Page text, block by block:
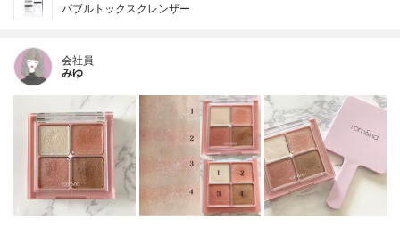
バブルトックスクレンザー
会社員
みゆ